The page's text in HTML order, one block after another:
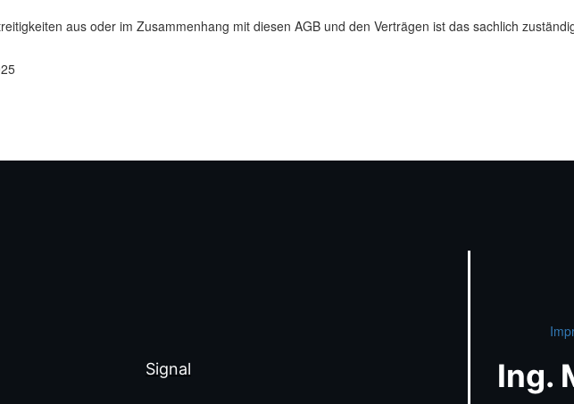
aus oder im Zusammenhang mit diesen AGB und den Verträgen ist das sachlich
Signal Ing.